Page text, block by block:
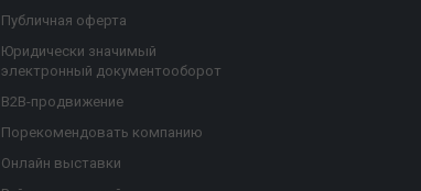
Публичная оферта
Юридически значимый
электронный документооборот
B2B-продвижение
Порекомендовать компанию
Онлайн выставки